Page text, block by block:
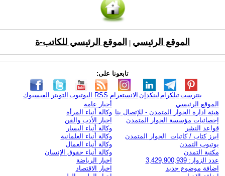
الموقع الرئيسي الموقع الرئيسي للكاتب-ة
تابعونا على:
الفيسبوك التويتر اليوتيوب RSS الانستغرام لينكدإن تيلكرامبنترست
الموقع الرئيسي
هيئة ادارة الحوار المتمدن - للإتصال بنا
إحصائيات مؤسسة الحوار المتمدن
قواعد النشر
ابرز كتاب / كاتبات الحوار المتمدن
يوتيوب التمدن
مكتبة التمدن
عدد الزوار: 3,429,900,939
اضافة موضوع جديد
أخبار عامة
وكالة أنباء المرأة
اخبار الأدب والفن
وكالة أنباء اليسار
وكالة أنباء العلمانية
وكالة أنباء العمال
وكالة أنباء حقوق الإنسان
اخبار الرياضة
اخبار الاقتصاد